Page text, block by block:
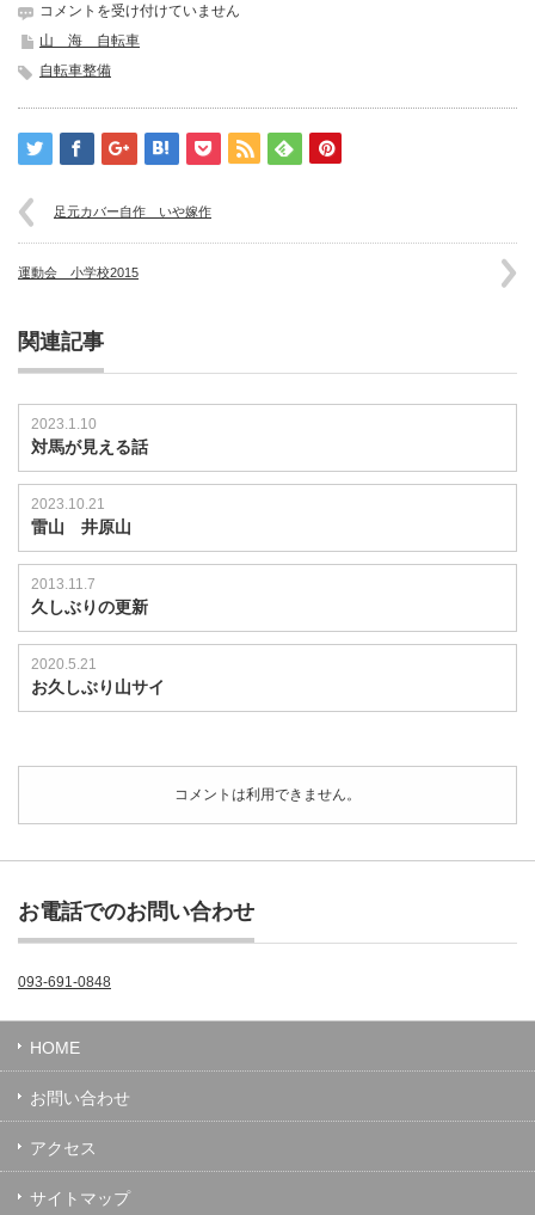
グ
リ
プ
ー
ル
コメントを受け付けていません
山 海 自転車
自転車整備
足元カバー自作 いや嫁作
運動会 小学校2015
関連記事
2023.1.10
対馬が見える話
2023.10.21
雷山 井原山
2013.11.7
久しぶりの更新
2020.5.21
お久しぶり山サイ
コメントは利用できません。
お電話でのお問い合わせ
093-691-0848
HOME
お問い合わせ
アクセス
サイトマップ